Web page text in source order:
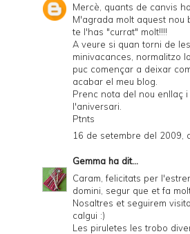
Mercè, quants de canvis
M'agrada molt aquest nou
te l'has "currat" molt!!!!
A veure si quan torni de les
minivacances, normalitzo
puc començar a deixar
acabar el meu blog.
Prenc nota del nou enllaç
l'aniversari.
Ptnts
16 de setembre del 2009,
Gemma ha dit...
Caram, felicitats per
domini, segur que et fa
Nosaltres et seguirem
calgui :)
Les piruletes les trobo